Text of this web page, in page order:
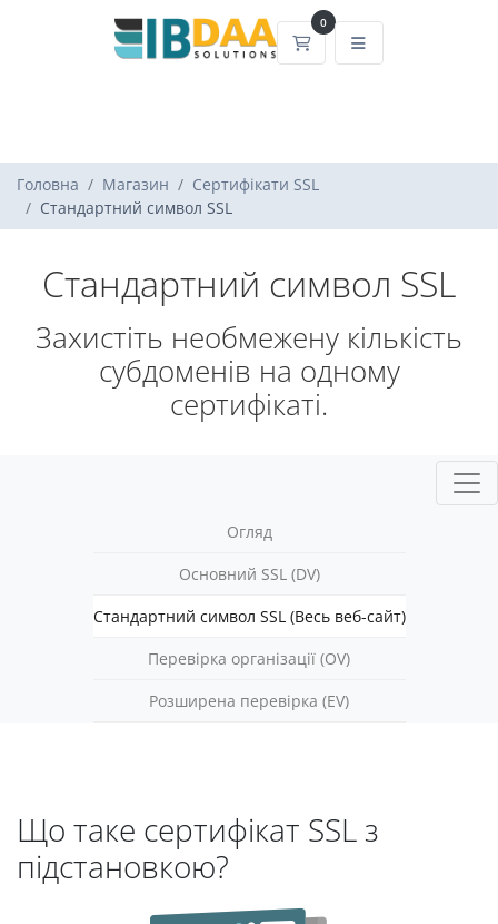
0
Кошик
Головна Магазин
Сертифікати SSL
Стандартний символ SSL
Стандартний символ SSL
Захистіть необмежену кількість
субдоменів на одному
сертифікаті.
Огляд
Основний SSL (DV)
Стандартний символ SSL (Весь веб-сайт)
Перевірка організації (OV)
Розширена перевірка (EV)
Що таке сертифікат SSL з
підстановкою?